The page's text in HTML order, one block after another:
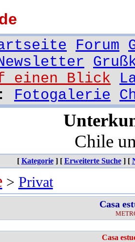
Forum
einen Blick
Fotogalerie
Chile
[ Kategorie][ Erweiterte Suche][
> Privat
Casa
Casa